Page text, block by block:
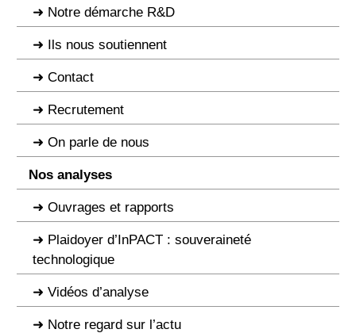
Notre démarche R&D
Ils nous soutiennent
Contact
Recrutement
On parle de nous
Nos analyses
Ouvrages et rapports
Plaidoyer d’InPACT : souveraineté
technologique
Vidéos d’analyse
Notre regard sur l’actu